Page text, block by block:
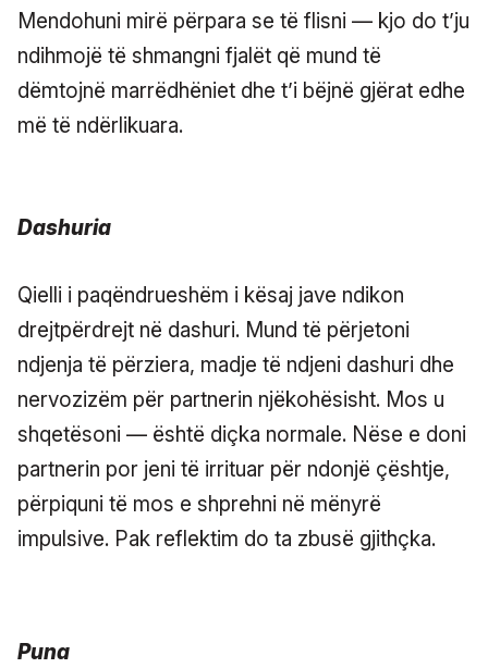
Mendohuni mirë përpara se të flisni — kjo do t’ju
ndihmojë të shmangni fjalët që mund të
dëmtojnë marrëdhëniet dhe t’i bëjnë gjërat edhe
më të ndërlikuara.
Dashuria
Qielli i paqëndrueshëm i kësaj jave ndikon
drejtpërdrejt në dashuri. Mund të përjetoni
ndjenja të përziera, madje të ndjeni dashuri dhe
nervozizëm për partnerin njëkohësisht. Mos u
shqetësoni — është diçka normale. Nëse e doni
partnerin por jeni të irrituar për ndonjë çështje,
përpiquni të mos e shprehni në mënyrë
impulsive. Pak reflektim do ta zbusë gjithçka.
Puna